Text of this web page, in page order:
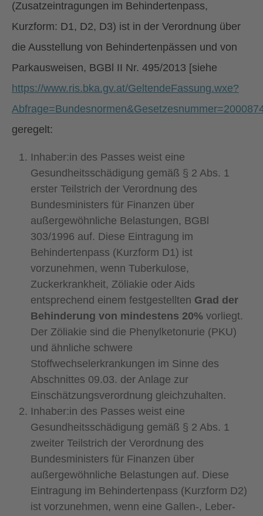
(Zusatzeintragungen im Behindertenpass,
Kurzform: D1, D2, D3) ist in der Verordnung über
die Ausstellung von Behindertenpässen und von
Parkausweisen, BGBl II Nr. 495/2013 [siehe
https://www.ris.bka.gv.at/GeltendeFassung.wxe?
geregelt:
Inhaber:in des Passes weist eine
Gesundheitsschädigung gemäß § 2 Abs. 1
erster Teilstrich der Verordnung des
Bundesministers für Finanzen über
außergewöhnliche Belastungen, BGBl
303/1996 auf. Diese Eintragung im
Behindertenpass (Kurzform D1) ist
vorzunehmen, wenn Tuberkulose,
Zuckerkrankheit, Zöliakie oder Aids
entsprechend einem festgestellten Grad der
Behinderung von mindestens 20% vorliegt.
Der Zöliakie sind die Phenylketonurie (PKU)
und ähnliche schwere
Stoffwechselerkrankungen im Sinne des
Abschnittes 09.03. der Anlage zur
Einschätzungsverordnung gleichzuhalten.
Inhaber:in des Passes weist eine
Gesundheitsschädigung gemäß § 2 Abs. 1
zweiter Teilstrich der Verordnung des
Bundesministers für Finanzen über
außergewöhnliche Belastungen auf. Diese
Eintragung im Behindertenpass (Kurzform D2)
ist vorzunehmen, wenn eine Gallen-, Leber-